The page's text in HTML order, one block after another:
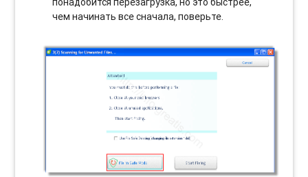
чем начинать все сначала, поверьте.